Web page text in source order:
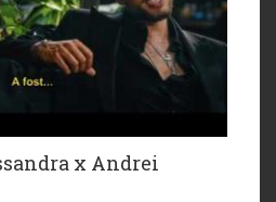
x Andrei